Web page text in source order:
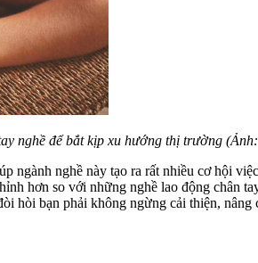
nghề để bắt kịp xu hướng thị trường
ngành nghề này tạo ra rất nhiều cơ hội
hơn so với những nghề lao động chân
hòi bạn phải không ngừng cải thiện,